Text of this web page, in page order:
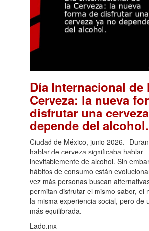
Día Internacional de
Cerveza: la nueva
disfrutar una
depende del alcohol.
Ciudad de México, junio 2026.-
hablar de cerveza significaba hablar
inevitablemente de alcohol. Sin
hábitos de consumo están
vez más personas buscan
permitan disfrutar el mismo sabor, el
la misma experiencia social, pero de
más equilibrada.
Lado.mx